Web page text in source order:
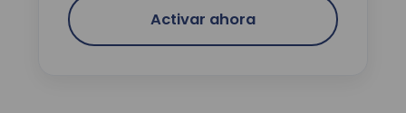
Activar ahora